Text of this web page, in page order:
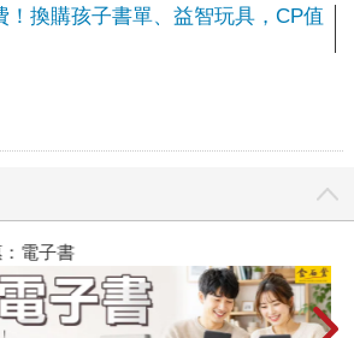
！換購孩子書單、益智玩具，CP值
電子書